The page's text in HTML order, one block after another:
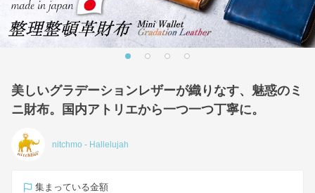
美しいグラデーションレザーが織りなす、魅惑のミ
ニ財布。国内アトリエから一つ一つ丁寧に。
nitchmo - Hallelujah
集まっている金額